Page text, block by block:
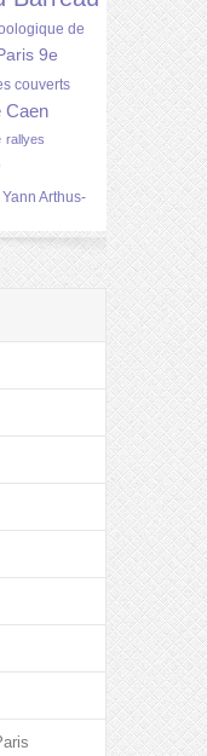
de
9e
couverts
Caen
rallyes
Yann Arthus-